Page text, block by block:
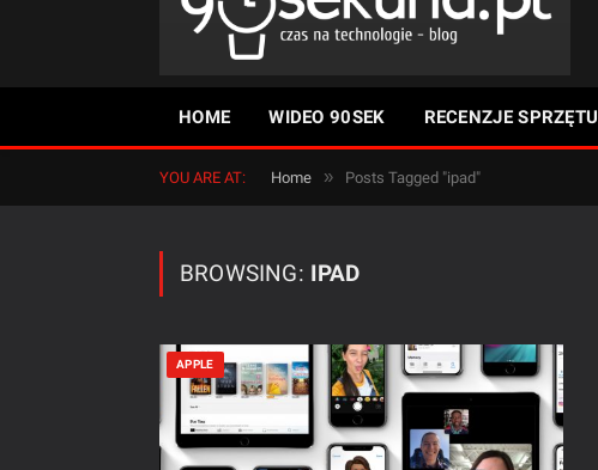
HOME WIDEO 90SEK RECENZJE SPRZĘTU
YOU ARE AT: Home » Posts Tagged "ipad"
BROWSING: IPAD
APPLE